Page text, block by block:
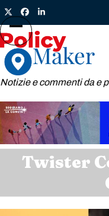
Skip
to
content
TwitterFacebook
LinkedIn
Notizie e commenti da e
Open
mobile
menu
Close
mobile
menu
Twister